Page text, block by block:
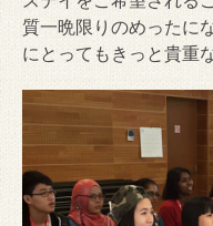
質一晩限りのめったに
にとってもきっと貴重